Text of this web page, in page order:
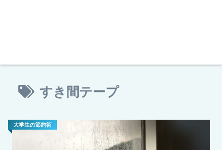
すき間テープ
大学生の節約術